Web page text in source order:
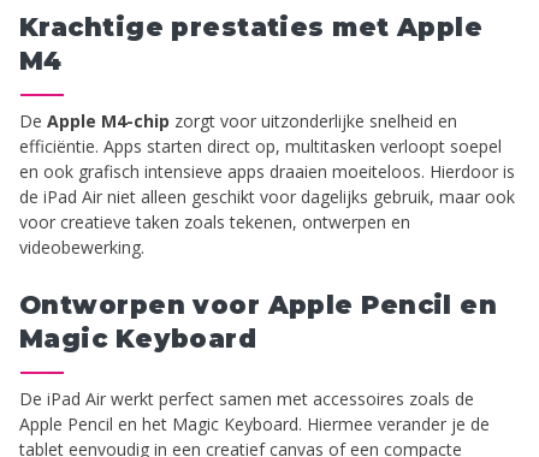
Krachtige prestaties met Apple
M4
De Apple M4-chip zorgt voor uitzonderlijke snelheid en
efficiëntie. Apps starten direct op, multitasken verloopt soepel
en ook grafisch intensieve apps draaien moeiteloos. Hierdoor is
de iPad Air niet alleen geschikt voor dagelijks gebruik, maar ook
voor creatieve taken zoals tekenen, ontwerpen en
videobewerking.
Ontworpen voor Apple Pencil en
Magic Keyboard
De iPad Air werkt perfect samen met accessoires zoals de
Apple Pencil en het Magic Keyboard. Hiermee verander je de
tablet eenvoudig in een creatief canvas of een compacte